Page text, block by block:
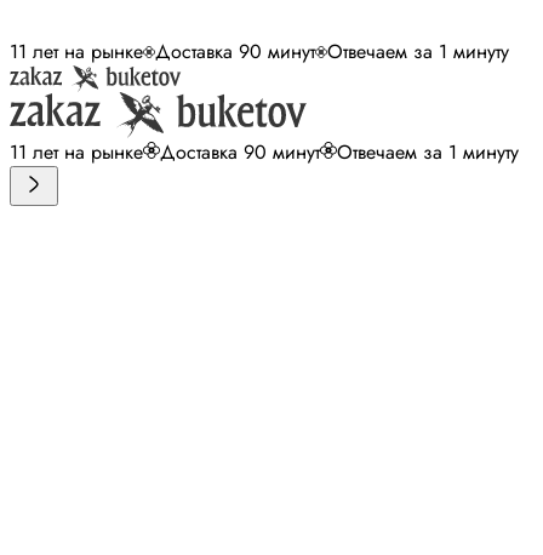
11 лет на рынке Доставка 90 минут Отвечаем за 1 минуту
11 лет на рынке Доставка 90 минут Отвечаем за 1 минуту